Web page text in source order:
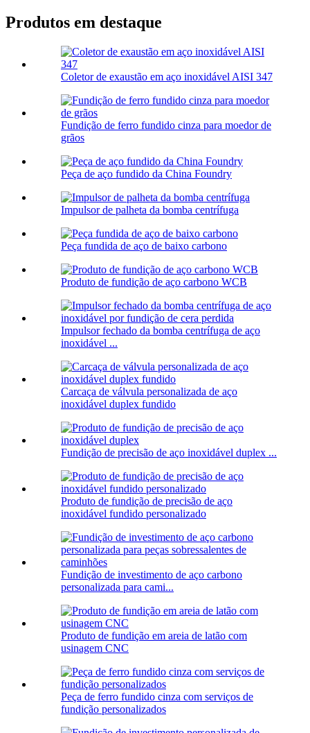
Produtos em destaque
Coletor de exaustão em aço inoxidável AISI 347
Fundição de ferro fundido cinza para moedor de
grãos
Peça de aço fundido da China Foundry
Impulsor de palheta da bomba centrífuga
Peça fundida de aço de baixo carbono
Produto de fundição de aço carbono WCB
Impulsor fechado da bomba centrífuga de aço
inoxidável ...
Carcaça de válvula personalizada de aço
inoxidável duplex fundido
Fundição de precisão de aço inoxidável duplex ...
Produto de fundição de precisão de aço
inoxidável fundido personalizado
Fundição de investimento de aço carbono
personalizada para cami...
Produto de fundição em areia de latão com
usinagem CNC
Peça de ferro fundido cinza com serviços de
fundição personalizados